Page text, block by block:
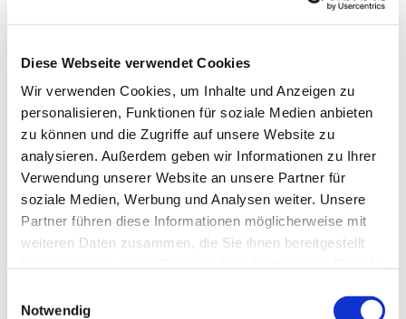
Diese Webseite verwendet Cookies
Wir verwenden Cookies, um Inhalte und Anzeigen zu
personalisieren, Funktionen für soziale Medien anbieten
zu können und die Zugriffe auf unsere Website zu
analysieren. Außerdem geben wir Informationen zu Ihrer
Verwendung unserer Website an unsere Partner für
soziale Medien, Werbung und Analysen weiter. Unsere
Partner führen diese Informationen möglicherweise mit
weiteren Daten zusammen, die Sie ihnen bereitgestellt
Notwendig